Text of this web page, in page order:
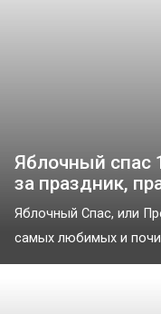
Яблочный спас
за праздник,
Яблочный Спас, или
самых любимых и